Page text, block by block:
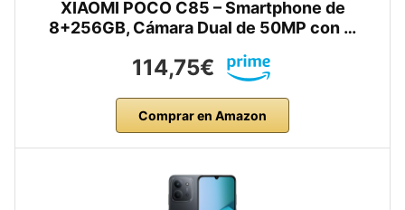
XIAOMI POCO C85 – Smartphone de
8+256GB, Cámara Dual de 50MP con …
114,75€
Comprar en Amazon